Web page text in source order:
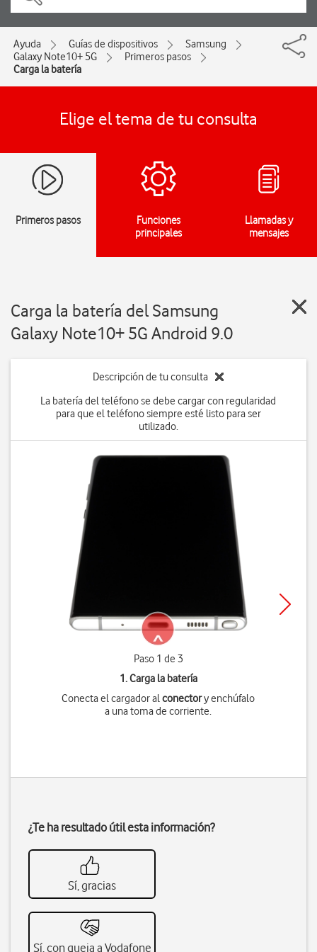
Ayuda Guías de dispositivos
Samsung
Galaxy Note10+ 5G
Primeros pasos
Carga la batería
Elige el tema de tu consulta
Primeros pasos
Funciones
principales
Llamadas y
mensajes
Carga la batería del Samsung
Galaxy Note10+ 5G Android 9.0
Descripción de tu consulta
La batería del teléfono se debe cargar con regularidad
para que el teléfono siempre esté listo para ser
utilizado.
Paso 1 de 3
1. Carga la batería
Conecta el cargador alconectory enchúfalo
a una toma de corriente.
¿Te ha resultado útil esta información?
Sí, gracias
Sí, con queja a Vodafone